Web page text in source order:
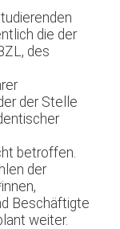
die der
des
der Stelle
betroffen.
der
Beschäftigte
weiter.